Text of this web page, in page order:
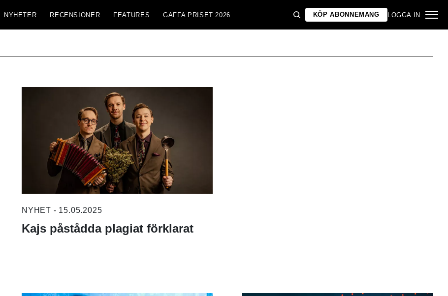
NYHETER RECENSIONER FEATURES GAFFA PRISET 2026 KÖP ABONNEMANG LOGGA IN
NYHET - 15.05.2025
Kajs påstådda plagiat förklarat